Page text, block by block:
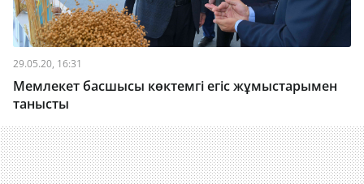
29.05.20, 16:31
Мемлекет басшысы көктемгі егіс жұмыстарымен
танысты